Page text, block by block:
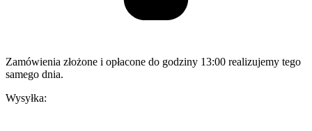
Zamówienia złożone i opłacone do godziny 13:00 realizujemy tego
samego dnia.
Wysyłka: